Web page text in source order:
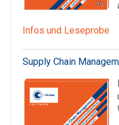
Infos und Leseprobe
Supply Chain